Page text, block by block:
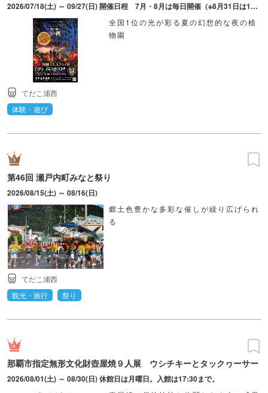
2026/07/18(土) ～ 09/27(日) 開催日程 7月・8月は毎日開催（※8月31日は18：00閉園のためお休み）、9月は金・土・日・祝日のみ開催。ライトアップ時間19：00～21：00（最終入場20：30）。18：00～19：00は準備時間のため入場不可。
全国1位の光が彩る夏の幻想的な夜の植
物園
てだこ浦西
体験・遊び
第46回 瀬戸内町みなと祭り
2026/08/15(土) ～ 08/16(日)
郷土色豊かな多彩な催しが繰り広げられ
る
てだこ浦西
観光・旅行
祭り
那覇市指定無形文化財壺屋焼９人展 ウシチキーとタックヮーサー
2026/08/01(土) ～ 08/30(日) 休館日は月曜日。入館は17:30まで。